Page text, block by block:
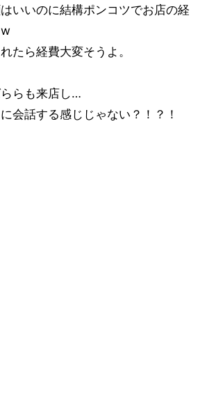
いいのに結構ポンコツでお店の経
たら経費大変そうよ。
らも来店し…
会話する感じじゃない？！？！